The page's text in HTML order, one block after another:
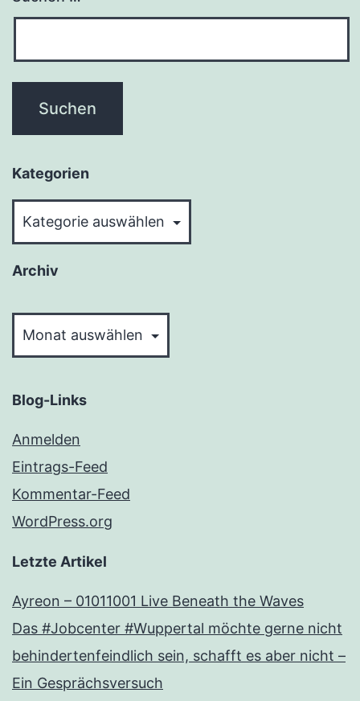
Kategorien
Archiv
Blog-Links
Anmelden
Eintrags-Feed
Kommentar-Feed
WordPress.org
Letzte Artikel
Ayreon – 01011001 Live Beneath the Waves
Das #Jobcenter #Wuppertal möchte gerne nicht
behindertenfeindlich sein, schafft es aber nicht –
Ein Gesprächsversuch